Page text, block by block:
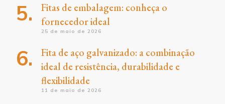
Fitas de embalagem: conheça o
fornecedor ideal
25 de maio de 2026
Fita de aço galvanizado: a combinação
ideal de resistência, durabilidade e
flexibilidade
11 de maio de 2026